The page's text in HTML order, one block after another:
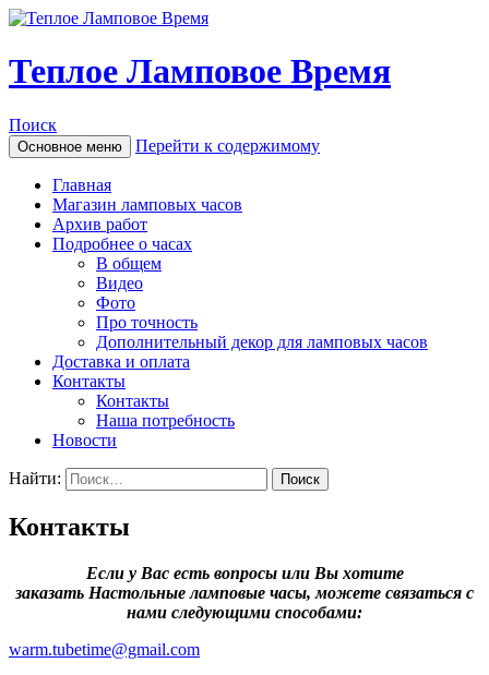
Теплое Ламповое Время
Поиск
Основное меню Перейти к содержимому
Главная
Магазин ламповых часов
Архив работ
Подробнее о часах
В общем
Видео
Фото
Про точность
Дополнительный декор для ламповых часов
Доставка и оплата
Контакты
Контакты
Наша потребность
Новости
Найти:
Контакты
Если у Вас есть вопросы или Вы хотите
заказать Настольные ламповые часы, можете связаться с
нами следующими способами:
warm.tubetime@gmail.com